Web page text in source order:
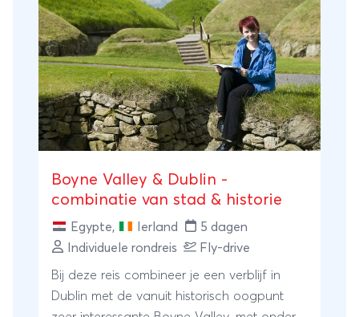
Boyne Valley & Dublin -
combinatie van stad & historie
Egypte, Ierland
5 dagen
Individuele rondreis
Fly-drive
Bij deze reis combineer je een verblijf in
Dublin met de vanuit historisch oogpunt